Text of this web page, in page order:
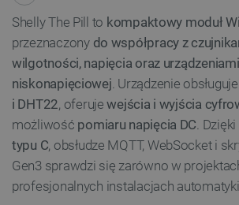
Shelly The Pill to kompaktowy moduł
przeznaczony do współpracy z
wilgotności, napięcia oraz
niskonapięciowej. Urządzenie
i DHT22, oferujewejścia i wyjścia
możliwość pomiaru napięcia DC.
typu C, obsłudze MQTT, WebSocket i
Gen3 sprawdzi się zarówno w
profesjonalnych instalacjach